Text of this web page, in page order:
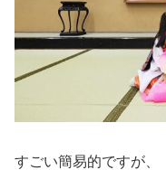
すごい簡易的ですが、